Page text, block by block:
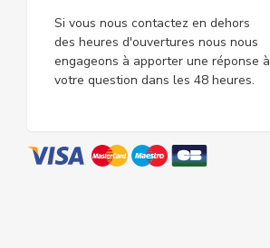
Si vous nous contactez en dehors
des heures d'ouvertures nous nous
engageons à apporter une réponse à
votre question dans les 48 heures.